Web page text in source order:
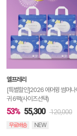
엘프레리
[특별할인]2026 에어윙 썸머나
귀 6팩(사이즈선택)
53% 55,300 120,000
무료배송 NEW